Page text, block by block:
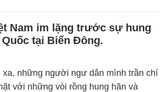
Nam im lặng trước sự hung
tại Biển Đông.
xa, những người ngư dân mình trần chí
với những vòi rồng hung hãn và